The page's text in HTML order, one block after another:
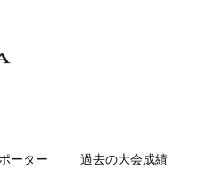
ーター 過去の大会成績